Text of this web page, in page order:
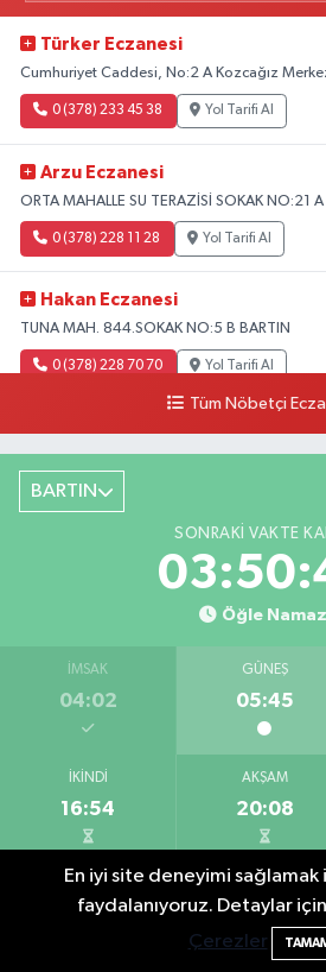
Türker Eczanesi
Cumhuriyet Caddesi, No:2 A Kozcağız
0 (378) 233 45 38 Yol Tarifi Al
Arzu Eczanesi
ORTA MAHALLE SU TERAZİSİ SOKAK NO:21 A
0 (378) 228 11 28 Yol Tarifi Al
Hakan Eczanesi
TUNA MAH. 844.SOKAK NO:5 B BARTIN
0 (378) 228 70 70 Yol Tarifi Al
Tüm Nöbetçi
BARTIN
SONRAKI VAKTE
Öğle
İMSAK
04:02
GÜNEŞ
05:45
İKINDI
16:54
AKŞAM
20:08
Aylık Vakitler
En iyi site deneyimi
faydalanıyoruz. Detaylar
Çerezler